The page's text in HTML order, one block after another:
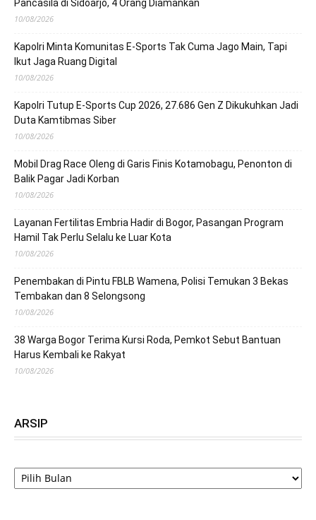
Pancasila di Sidoarjo, 4 Orang Diamankan
10/08/2026
Kapolri Minta Komunitas E-Sports Tak Cuma Jago Main, Tapi
Ikut Jaga Ruang Digital
10/08/2026
Kapolri Tutup E-Sports Cup 2026, 27.686 Gen Z Dikukuhkan Jadi
Duta Kamtibmas Siber
10/08/2026
Mobil Drag Race Oleng di Garis Finis Kotamobagu, Penonton di
Balik Pagar Jadi Korban
10/08/2026
Layanan Fertilitas Embria Hadir di Bogor, Pasangan Program
Hamil Tak Perlu Selalu ke Luar Kota
10/08/2026
Penembakan di Pintu FBLB Wamena, Polisi Temukan 3 Bekas
Tembakan dan 8 Selongsong
10/08/2026
38 Warga Bogor Terima Kursi Roda, Pemkot Sebut Bantuan
Harus Kembali ke Rakyat
10/08/2026
ARSIP
ARSIP